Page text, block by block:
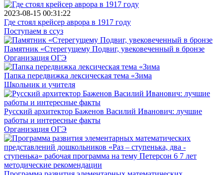
2023-08-15 00:31:22
Где стоял крейсер аврора в 1917 году
Поступаем в ссуз
Памятник «Стерегущему Подвиг, увековеченный в бронзе
Организация ОГЭ
Папка передвижка лексическая тема «Зима
Школьник и учителя
Русский архитектор Баженов Василий Иванович: лучшие
работы и интересные факты
Организация ОГЭ